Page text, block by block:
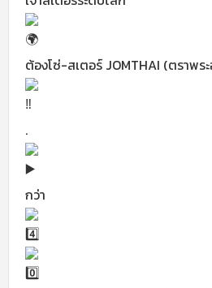
ต้องโซ่-สเตอร์ JOMTHAI (ตราพร
.
กว่า